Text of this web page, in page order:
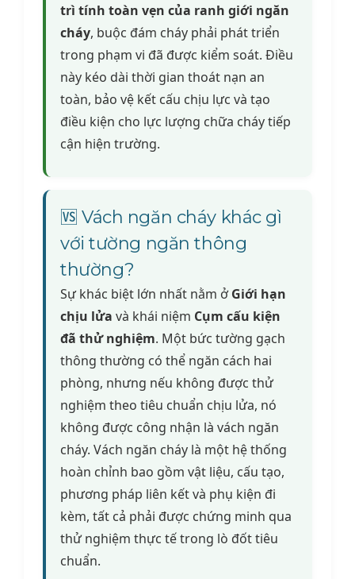
trì tính toàn vẹn của ranh giới ngăn
cháy, buộc đám cháy phải phát triển
trong phạm vi đã được kiểm soát. Điều
này kéo dài thời gian thoát nạn an
toàn, bảo vệ kết cấu chịu lực và tạo
điều kiện cho lực lượng chữa cháy tiếp
cận hiện trường.
🆚 Vách ngăn cháy khác gì
với tường ngăn thông
thường?
Sự khác biệt lớn nhất nằm ởGiới hạn
chịu lửa và khái niệm Cụm cấu kiện
đã thử nghiệm. Một bức tường gạch
thông thường có thể ngăn cách hai
phòng, nhưng nếu không được thử
nghiệm theo tiêu chuẩn chịu lửa, nó
không được công nhận là vách ngăn
cháy. Vách ngăn cháy là một hệ thống
hoàn chỉnh bao gồm vật liệu, cấu tạo,
phương pháp liên kết và phụ kiện đi
kèm, tất cả phải được chứng minh qua
thử nghiệm thực tế trong lò đốt tiêu
chuẩn.